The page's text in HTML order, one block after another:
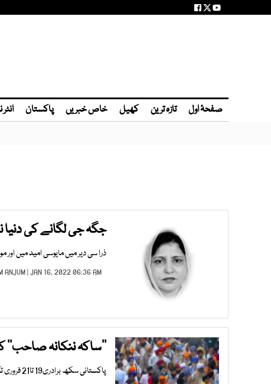
صفحۂ اول تازہ ترین کھیل خاص خبریں پاکستان
جگہ جی لگانے کی
ذرا سی دیر میں مایوسی امید
ANJUM| JAN 16, 2022 06:36 AM |
’’ساکہ ننکانہ صاحب‘‘ کی 100 سالہ تقریبات منانے
پاکستانی سکھ برادری19 تا21 فروری تک جنم استھان ننکانہ صاحب میں ساکہ ننکانہ صاحب منائے گی.